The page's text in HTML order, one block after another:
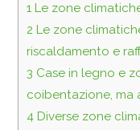
1 Le zone
2 Le zone
riscaldamento e
3 Case in legno e
coibentazione, ma
4 Diverse zone